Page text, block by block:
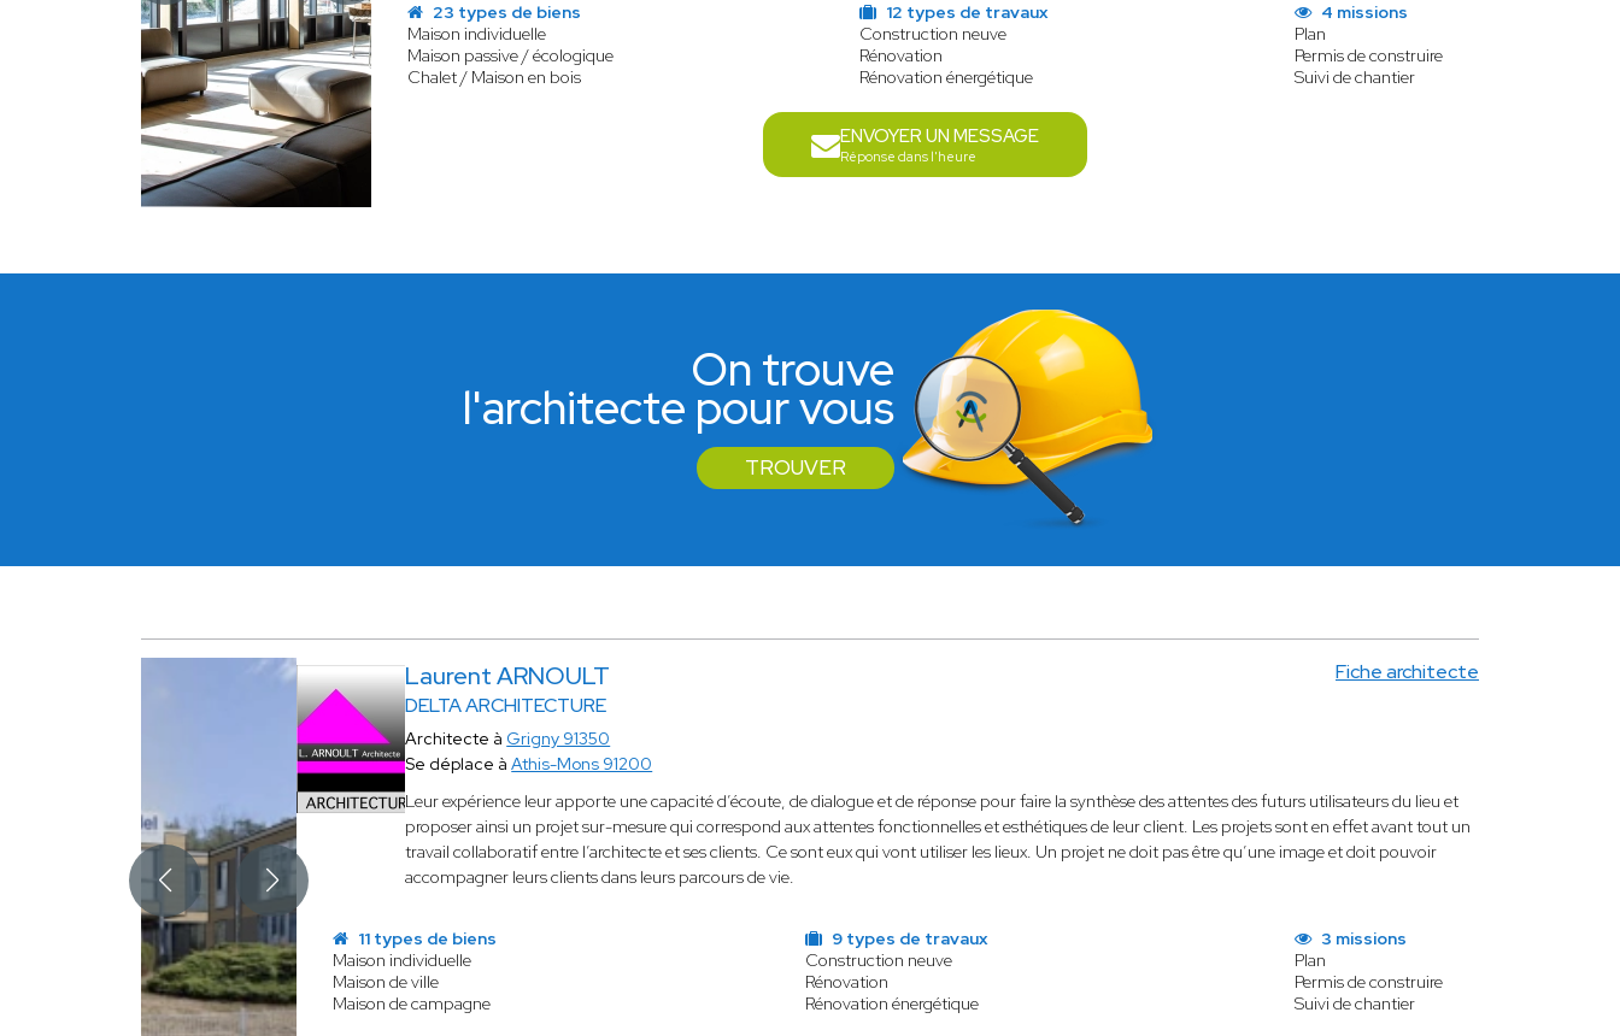
23 types de biens
Maison individuelle
Maison passive / écologique
Chalet / Maison en bois
12 types de travaux
Construction neuve
Rénovation
Rénovation énergétique
4 missions
Plan
Permis de construire
Suivi de chantier
ENVOYER UN MESSAGE
Réponse dans l'heure
On trouve
l'architecte pour vous
TROUVER
Laurent ARNOULT
DELTA ARCHITECTURE
Fiche architecte
Architecte à Grigny 91350
Se déplace àAthis-Mons 91200
Leur expérience leur apporte une capacité d’écoute, de dialogue et de réponse pour faire la synthèse des attentes des futurs utilisateurs du lieu et
proposer ainsi un projet sur-mesure qui correspond aux attentes fonctionnelles et esthétiques de leur client. Les projets sont en effet avant tout un
travail collaboratif entre l’architecte et ses clients. Ce sont eux qui vont utiliser les lieux. Un projet ne doit pas être qu’une image et doit pouvoir
accompagner leurs clients dans leurs parcours de vie.
11 types de biens
Maison individuelle
Maison de ville
Maison de campagne
9 types de travaux
Construction neuve
Rénovation
Rénovation énergétique
3 missions
Plan
Permis de construire
Suivi de chantier